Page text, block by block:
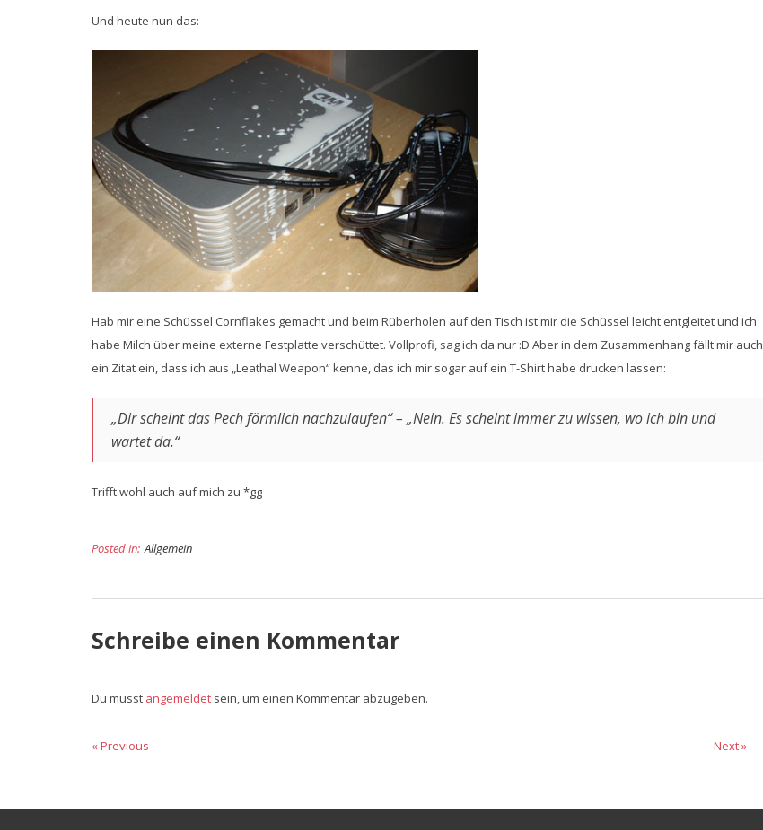
Und heute nun das:
Hab mir eine Schüssel Cornflakes gemacht und beim Rüberholen auf den Tisch ist mir die Schüssel leicht entgleitet und ich
habe Milch über meine externe Festplatte verschüttet. Vollprofi, sag ich da nur :D Aber in dem Zusammenhang fällt mir auch
ein Zitat ein, dass ich aus „Leathal Weapon“ kenne, das ich mir sogar auf ein T-Shirt habe drucken lassen:
„Dir scheint das Pech förmlich nachzulaufen“ – „Nein. Es scheint immer zu wissen, wo ich bin und
wartet da.“
Trifft wohl auch auf mich zu *gg
Posted in: Allgemein
Schreibe einen Kommentar
Du musst angemeldet sein, um einen Kommentar abzugeben.
Beitragsnavigation
« Previous Next »